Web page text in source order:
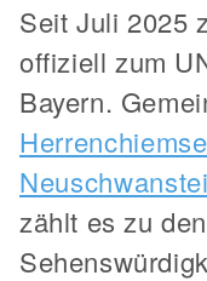
Seit Juli 2025
offiziell zum
Bayern.
zählt es zu